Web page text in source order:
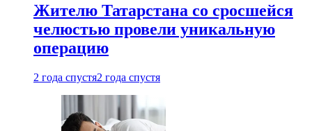
Жителю Татарстана со сросшейся
челюстью провели уникальную
операцию
2 года спустя2 года спустя